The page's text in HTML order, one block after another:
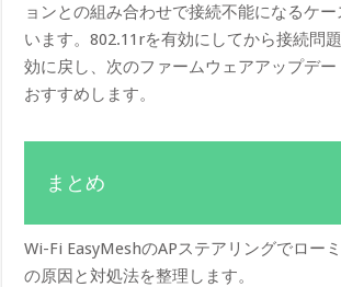
ョンとの組み合わせで接続不能になるケ
います。802.11rを有効にしてから接続問
効に戻し、次のファームウェアアップデ
おすすめします。
まとめ
Wi-Fi EasyMeshのAPステアリングでロー
の原因と対処法を整理します。